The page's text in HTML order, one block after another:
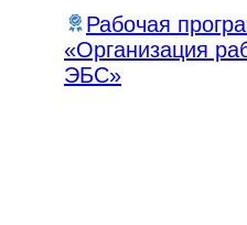
Рабочая
«Организация
ЭБС»